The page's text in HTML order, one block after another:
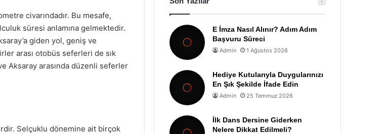
civarındadır. Bu mesafe,
süresi anlamına gelmektedir.
giden yol, geniş ve
arası otobüs seferleri de sık
Aksaray arasında düzenli seferler
Selçuklu dönemine ait birçok
E İmza Nasıl Alınır? Adım Adım
Başvuru Süreci
Admin 1 Ağustos 2026
Hediye Kutularıyla Duygularınızı
En Şık Şekilde İfade Edin
Admin 25 Temmuz 2026
İlk Dans Dersine Giderken
Nelere Dikkat Edilmeli?